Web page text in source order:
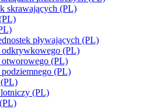
skrawających (PL)
pływających (PL)
(PL)
(PL)
(PL)
(PL)